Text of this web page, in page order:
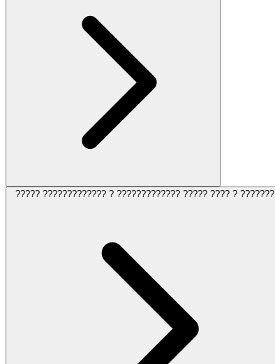
????? ????????????? ? ????????????? ????? ???? ? ???????